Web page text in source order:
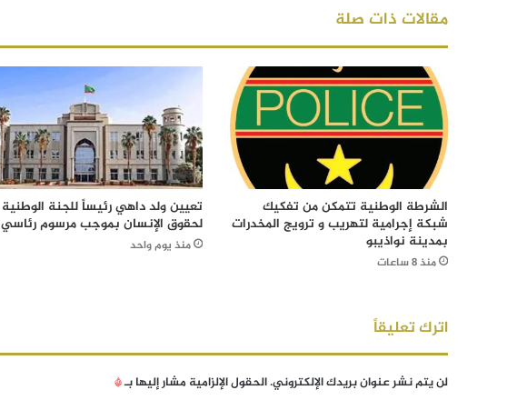
مقالات ذات صلة
الشرطة الوطنية تتمكن من تفكيك
شبكة إجرامية لتهريب و ترويج المخدرات
بمدينة نواذيبو
منذ 8 ساعات
تعيين ولد داهي رئيساً للجنة الوطنية
لحقوق الإنسان بموجب مرسوم رئاسي
منذ يوم واحد
اترك تعليقاً
لن يتم نشر عنوان بريدك الإلكتروني.الحقول الإلزامية مشار إليها بـ*